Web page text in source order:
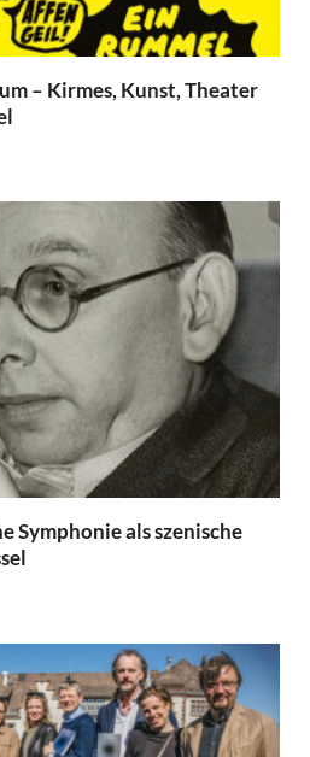
– Kirmes, Kunst, Theater
Symphonie als szenische